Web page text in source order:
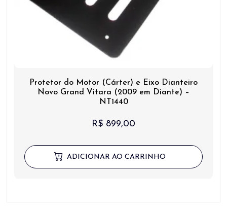
Protetor do Motor (Cárter) e Eixo Dianteiro
Novo Grand Vitara (2009 em Diante) –
NT1440
R$ 899,00
ADICIONAR AO CARRINHO